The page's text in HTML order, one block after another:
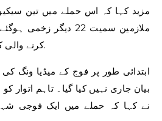
ملازمین سمیت 22 دیگر
کرنے والی کمپنی کے، مسلسل زخمی.
ابتدائی طور پر فوج کے میڈیا ونگ
بیان جاری نہیں کیا گیا۔ تاہم اتوار